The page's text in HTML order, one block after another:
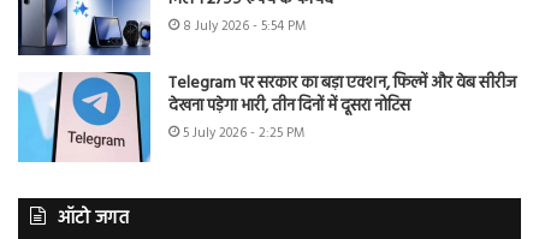
8 July 2026 - 5:54 PM
Telegram पर सरकार का बड़ा एक्शन, फिल्में और वेब सीरीज
देखना पड़ेगा भारी, तीन दिनों में दूसरा नोटिस
5 July 2026 - 2:25 PM
ऑटो जगत